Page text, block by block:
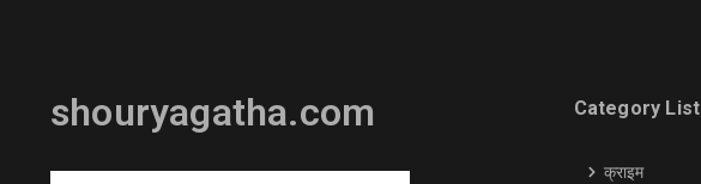
shouryagatha.com Category List
क्राइम